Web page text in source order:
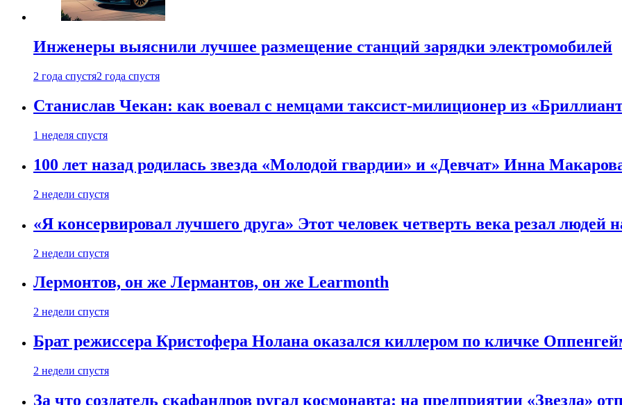
Инженеры выяснили лучшее размещение станций зарядки электромобилей
2 года спустя2 года спустя
Станислав Чекан: как воевал с немцами таксист-милиционер из
1 неделя спустя
100 лет назад родилась звезда «Молодой гвардии» и «Девчат» Инна
2 недели спустя
«Я консервировал лучшего друга» Этот человек четверть века резал людей
2 недели спустя
Лермонтов, он же Лермантов, он же Learmonth
2 недели спустя
Брат режиссера Кристофера Нолана оказался киллером по кличке
2 недели спустя
За что создатель скафандров ругал космонавта: на предприятии «Звезда»